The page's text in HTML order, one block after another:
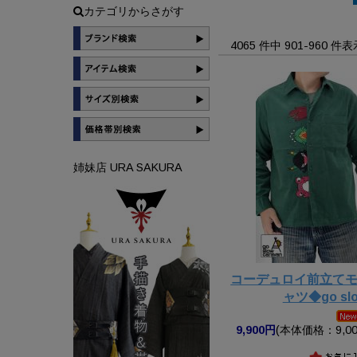
カテゴリからさがす
姉妹店 URA SAKURA
4065 件中 901-960 件
コーデュロイ前立て
ャツ◆go
9,900円(本体価格：